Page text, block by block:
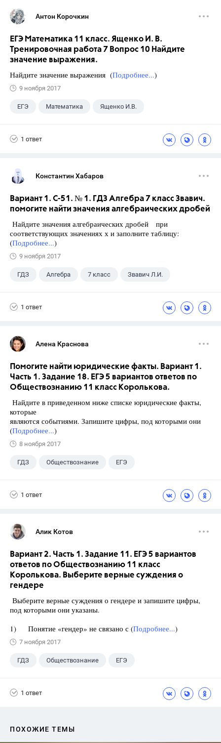
Антон Корочкин
ЕГЭ Математика 11 класс. Ященко И. В.
Тренировочная работа 7 Вопрос 10 Найдите
значение выражения.
Найдите значение выражения (Подробнее...)
9 ноября 2017
ЕГЭ Математика Ященко И.В.
1 ответ
Константин Хабаров
Вариант 1. С-51. № 1. ГДЗ Алгебра 7 класс Звавич.
помогите найти значения алгебраических дробей
Найдите значения алгебраических дробей при
соответствующих значениях х и заполните таблицу:
(Подробнее...)
9 ноября 2017
ГДЗ Алгебра 7 класс Звавич Л.И.
1 ответ
Алена Краснова
Помогите найти юридические факты. Вариант 1.
Часть 1. Задание 18. ЕГЭ 5 вариантов ответов по
Обществознанию 11 класс Королькова.
Найдите в приведенном ниже списке юридические факты,
которые
являются событиями. Запишите цифры, под которыми они
(Подробнее...)
8 ноября 2017
ГДЗ Обществознание ЕГЭ
1 ответ
Алик Котов
Вариант 2. Часть 1. Задание 11. ЕГЭ 5 вариантов
ответов по Обществознанию 11 класс
Королькова. Выберите верные суждения о
гендере
Выберите верные суждения о гендере и запишите цифры,
под которыми они указаны.
1) Понятие «гендер» не связано с (Подробнее...)
7 ноября 2017
ГДЗ Обществознание ЕГЭ
1 ответ
ПОХОЖИЕ ТЕМЫ